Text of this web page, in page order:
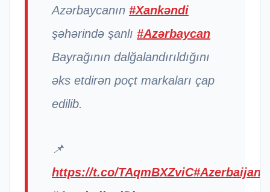
Azərbaycanın #Xankəndi
şəhərində şanlı #Azərbaycan
Bayrağının dalğalandırıldığını
əks etdirən poçt markaları çap
edilib.
📌
https://t.co/TAqmBXZviC#Azerbaijan